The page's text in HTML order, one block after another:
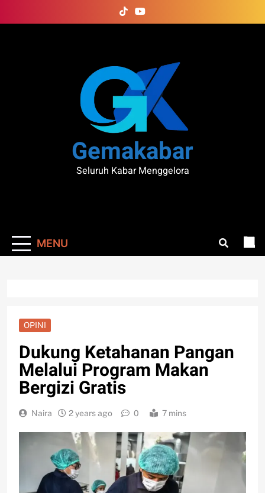
to
Gemakabar
Seluruh Kabar Menggelora
MENU
OPINI
Dukung Ketahanan Pangan
Melalui Program Makan
Bergizi Gratis
Naira 2 years ago 0 7 mins